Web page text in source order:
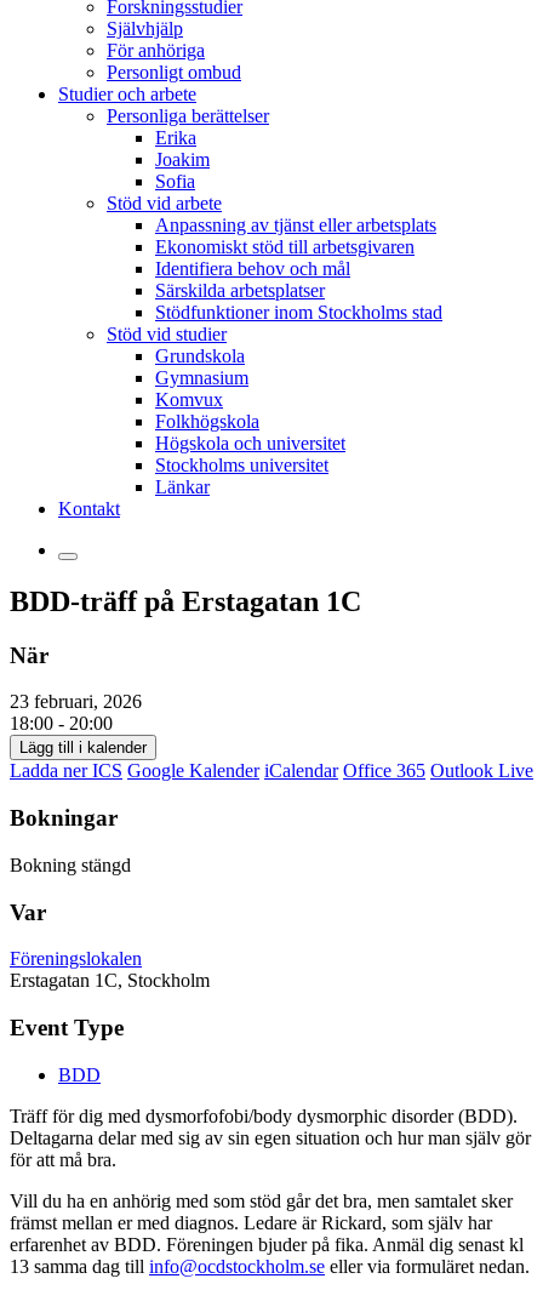
Forskningsstudier
Självhjälp
För anhöriga
Personligt ombud
Studier och arbete
Personliga berättelser
Erika
Joakim
Sofia
Stöd vid arbete
Anpassning av tjänst eller arbetsplats
Ekonomiskt stöd till arbetsgivaren
Identifiera behov och mål
Särskilda arbetsplatser
Stödfunktioner inom Stockholms stad
Stöd vid studier
Grundskola
Gymnasium
Komvux
Folkhögskola
Högskola och universitet
Stockholms universitet
Länkar
Kontakt
BDD-träff på Erstagatan 1C
När
23 februari, 2026
18:00 - 20:00
Lägg till i kalender
Ladda ner ICS Google Kalender iCalendar Office 365 Outlook Live
Bokningar
Bokning stängd
Var
Föreningslokalen
Erstagatan 1C, Stockholm
Event Type
BDD
Träff för dig med dysmorfofobi/body dysmorphic disorder (BDD).
Deltagarna delar med sig av sin egen situation och hur man själv gör
för att må bra.
Vill du ha en anhörig med som stöd går det bra, men samtalet sker
främst mellan er med diagnos. Ledare är Rickard, som själv har
erfarenhet av BDD. Föreningen bjuder på fika. Anmäl dig senast kl
13 samma dag till info@ocdstockholm.se eller via formuläret nedan.